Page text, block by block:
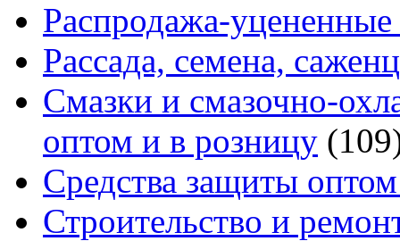
Распродажа-уцененные
Рассада, семена,
Смазки и смазочно-
оптом и в розницу
Средства защиты
Строительство и